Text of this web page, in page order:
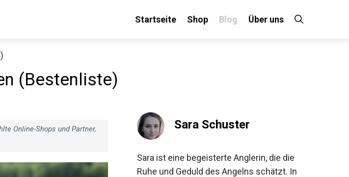
Startseite Shop Blog Über uns
(Bestenliste)
Online-Shops und Partner,
Sara Schuster
Sara ist eine begeisterte Anglerin, die die
Ruhe und Geduld des Angelns schätzt. In
Sale
Produkte im Sale bei Decathlon an!